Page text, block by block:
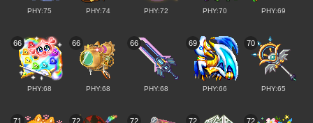
PHY:75 PHY:74 PHY:72 PHY:70 PHY:69
66
PHY:68
66
PHY:68
66
PHY:68
69
PHY:66
70
PHY:65
71 72 72 72 72